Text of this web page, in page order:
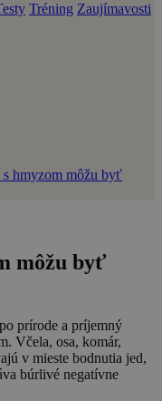
Tréning Zaujímavosti
hmyzom môžu byť
môžu byť
prírode a príjemný
Včela, osa, komár,
v mieste bodnutia jed,
búrlivé negatívne